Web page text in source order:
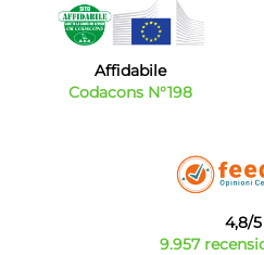
Affidabile
Codacons N°198
4,8/5
9.957